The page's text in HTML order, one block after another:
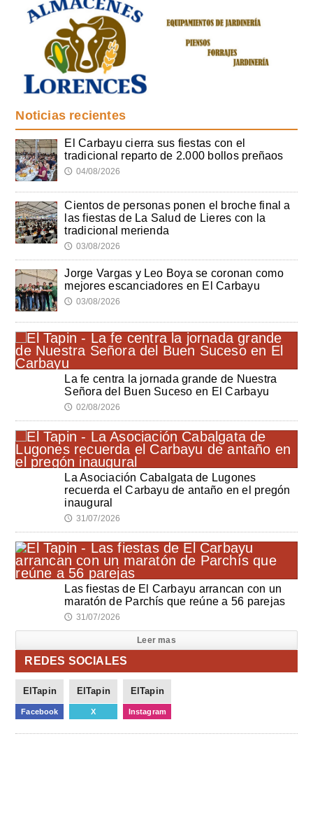
Noticias recientes
El Carbayu cierra sus fiestas con el
tradicional reparto de 2.000 bollos preñaos
🕔 04/08/2026
Cientos de personas ponen el broche final a
las fiestas de La Salud de Lieres con la
tradicional merienda
🕔 03/08/2026
Jorge Vargas y Leo Boya se coronan como
mejores escanciadores en El Carbayu
🕔 03/08/2026
La fe centra la jornada grande de Nuestra
Señora del Buen Suceso en El Carbayu
🕔 02/08/2026
La Asociación Cabalgata de Lugones
recuerda el Carbayu de antaño en el pregón
inaugural
🕔 31/07/2026
Las fiestas de El Carbayu arrancan con un
maratón de Parchís que reúne a 56 parejas
🕔 31/07/2026
Leer mas
REDES SOCIALES
ElTapin
Facebook
ElTapin
X
ElTapin
Instagram